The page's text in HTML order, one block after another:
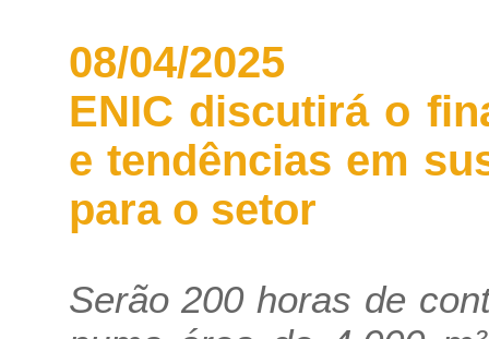
08/04/2025
ENIC discutirá o
e tendências em
para o setor
Serão 200 horas de